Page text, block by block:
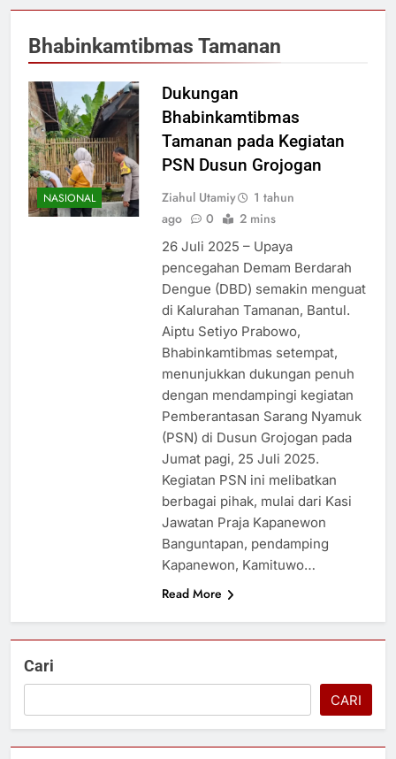
Bhabinkamtibmas Tamanan
NASIONAL
Dukungan
Bhabinkamtibmas
Tamanan pada Kegiatan
PSN Dusun Grojogan
Ziahul Utamiy
1 tahun
ago
0 2 mins
26 Juli 2025 – Upaya
pencegahan Demam Berdarah
Dengue (DBD) semakin menguat
di Kalurahan Tamanan, Bantul.
Aiptu Setiyo Prabowo,
Bhabinkamtibmas setempat,
menunjukkan dukungan penuh
dengan mendampingi kegiatan
Pemberantasan Sarang Nyamuk
(PSN) di Dusun Grojogan pada
Jumat pagi, 25 Juli 2025.
Kegiatan PSN ini melibatkan
berbagai pihak, mulai dari Kasi
Jawatan Praja Kapanewon
Banguntapan, pendamping
Kapanewon, Kamituwo…
Read More
Cari
CARI